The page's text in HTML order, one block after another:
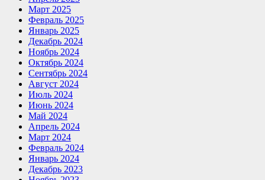
Март 2025
Февраль 2025
Январь 2025
Декабрь 2024
Ноябрь 2024
Октябрь 2024
Сентябрь 2024
Август 2024
Июль 2024
Июнь 2024
Май 2024
Апрель 2024
Март 2024
Февраль 2024
Январь 2024
Декабрь 2023